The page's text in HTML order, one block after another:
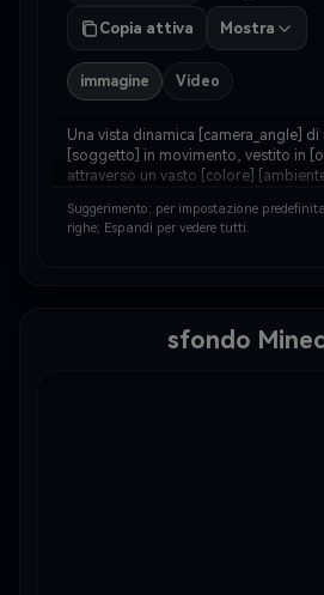
Copia attiva Mostra
immagine Video
Una vista dinamica [camera_angle] di
[soggetto] in movimento, vestito in
attraverso un vasto [colore]
intorno ai [suoi/lei/loro] piedi. Lo sf…
Suggerimento: per impostazione
righe; Espandi per vedere tutti.
sfondo